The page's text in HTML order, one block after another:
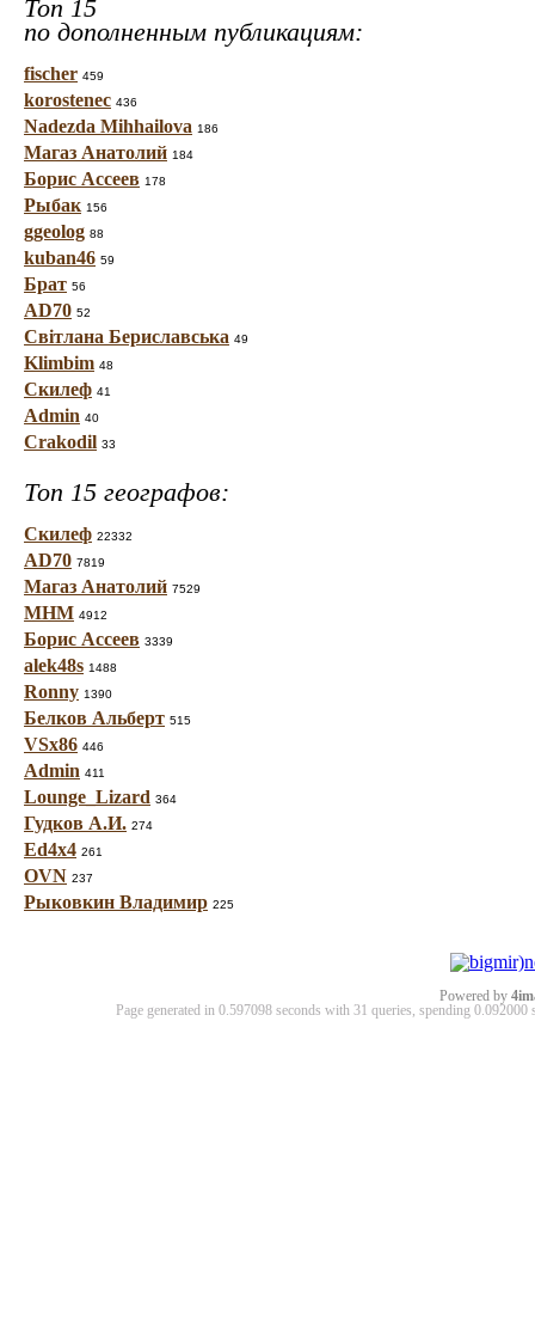
Топ 15
по дополненным публикациям:
fischer 459
korostenec 436
Nadezda Mihhailova 186
Магаз Анатолий 184
Борис Ассеев 178
Рыбак 156
ggeolog 88
kuban46 59
Брат 56
AD70 52
Світлана Бериславська 49
Klimbim 48
Скилеф 41
Admin 40
Crakodil 33
Топ 15 географов:
Скилеф 22332
AD70 7819
Магаз Анатолий 7529
МНМ 4912
Борис Ассеев 3339
alek48s 1488
Ronny 1390
Белков Альберт 515
VSx86 446
Admin 411
Lounge_Lizard 364
Гудков А.И. 274
Ed4x4 261
OVN 237
Рыковкин Владимир 225
Powered by
Page generated in 0.597098 seconds with 31 queries, spending